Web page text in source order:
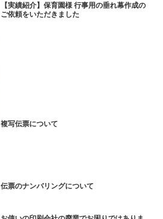
【実績紹介】保育園様 行事用の垂れ幕作成の
ご依頼をいただきました
複写伝票について
伝票のナンバリングについて